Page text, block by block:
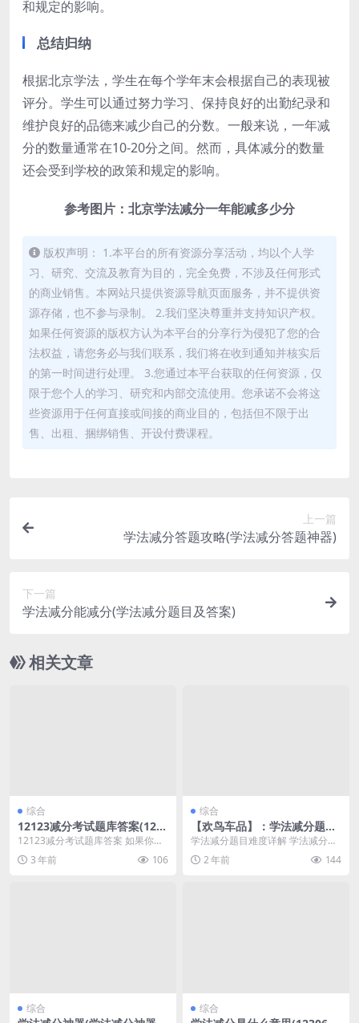
和规定的影响。
总结归纳
根据北京学法，学生在每个学年末会根据自己的表现被
评分。学生可以通过努力学习、保持良好的出勤纪录和
维护良好的品德来减少自己的分数。一般来说，一年减
分的数量通常在10-20分之间。然而，具体减分的数量
还会受到学校的政策和规定的影响。
参考图片：北京学法减分一年能减多少分
版权声明： 1.本平台的所有资源分享活动，均以个人学
习、研究、交流及教育为目的，完全免费，不涉及任何形式
的商业销售。本网站只提供资源导航页面服务，并不提供资
源存储，也不参与录制。 2.我们坚决尊重并支持知识产权。
如果任何资源的版权方认为本平台的分享行为侵犯了您的合
法权益，请您务必与我们联系，我们将在收到通知并核实后
的第一时间进行处理。 3.您通过本平台获取的任何资源，仅
限于您个人的学习、研究和内部交流使用。您承诺不会将这
些资源用于任何直接或间接的商业目的，包括但不限于出
售、出租、捆绑销售、开设付费课程。
上一篇
学法减分答题攻略(学法减分答题神器)
下一篇
学法减分能减分(学法减分题目及答案)
相关文章
综合
12123减分考试题库答案(121
23学法减分考试题库答案)
12123减分考试题库答案 如果你正
在为即将到来的12123减分考试而
烦恼，那么...
3 年前 106
综合
【欢鸟车品】：学法减分题目
难度(学法减分最容易错的题)
学法减分题目难度详解 学法减分题
目是许多考试中的一个重要部分，
其难度常常让考生望...
2 年前 144
综合 综合